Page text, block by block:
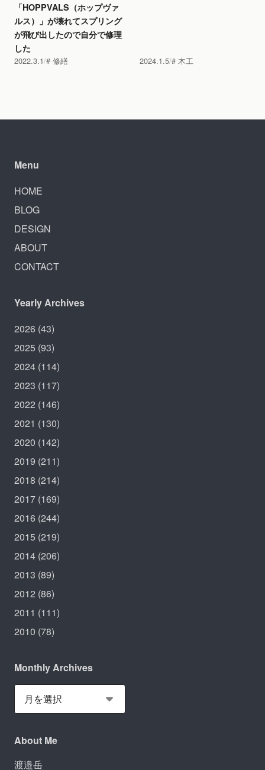
「HOPPVALS（ホップヴァ
ルス）」が壊れてスプリング
が飛び出したので自分で修理
した
2022.3.1 修繕 2024.1.5 木工
Menu
HOME
BLOG
DESIGN
ABOUT
CONTACT
Yearly Archives
2026 (43)
2025 (93)
2024 (114)
2023 (117)
2022 (146)
2021 (130)
2020 (142)
2019 (211)
2018 (214)
2017 (169)
2016 (244)
2015 (219)
2014 (206)
2013 (89)
2012 (86)
2011 (111)
2010 (78)
Monthly Archives
About Me
渡邉岳